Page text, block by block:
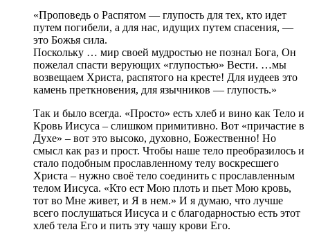
«Проповедь о Распятом — глупость для тех, кто идет
путем погибели, а для нас, идущих путем спасения, —
это Божья сила.
Поскольку … мир своей мудростью не познал Бога, Он
пожелал спасти верующих «глупостью» Вести. …мы
возвещаем Христа, распятого на кресте! Для иудеев это
камень преткновения, для язычников — глупость.»
Так и было всегда. «Просто» есть хлеб и вино как Тело и
Кровь Иисуса – слишком примитивно. Вот «причастие в
Духе» – вот это высоко, духовно, Божественно! Но
смысл как раз и прост. Чтобы наше тело преобразилось и
стало подобным прославленному телу воскресшего
Христа – нужно своё тело соединить с прославленным
телом Иисуса. «Кто ест Мою плоть и пьет Мою кровь,
тот во Мне живет, и Я в нем.» И я думаю, что лучше
всего послушаться Иисуса и с благодарностью есть этот
хлеб тела Его и пить эту чашу крови Его.